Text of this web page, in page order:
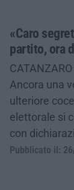
«Caro
partito, ora
Ancora una
ulteriore
elettorale si
con
Pubblicato il: